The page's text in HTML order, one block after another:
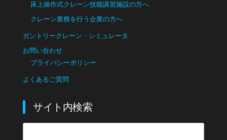
床上操作式クレーン技能講習施設の方へ
クレーン業務を行う企業の方へ
ガントリークレーン・シミュレータ
お問い合わせ
プライバシーポリシー
よくあるご質問
サイト内検索